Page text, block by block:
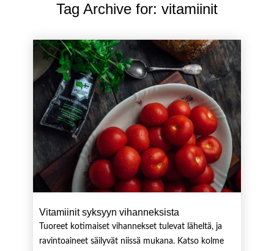
Tag Archive for: vitamiinit
Vitamiinit syksyyn vihanneksista
Tuoreet kotimaiset vihannekset tulevat läheltä, ja
ravintoaineet säilyvät niissä mukana. Katso kolme